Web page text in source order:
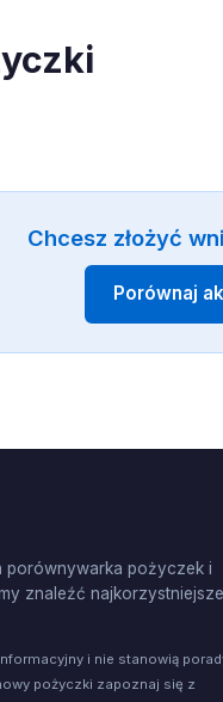
Chcesz złożyć
Porównaj
porównywarka pożyczek i
znaleźć najkorzystniejsze
i nie stanowią
pożyczki zapoznaj się z